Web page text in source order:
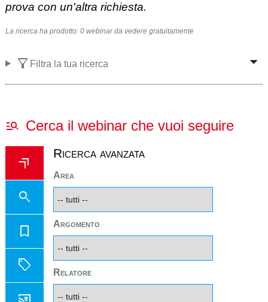
prova con un'altra richiesta.
La ricerca ha prodotto: 0 webinar da vedere gratuitamente
filter_alt Filtra la tua ricerca
manage_search Cerca il webinar che vuoi seguire
more_up
search
bookmark
sell
Ricerca avanzata
Area
Argomento
Relatore